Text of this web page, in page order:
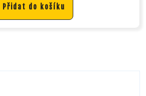
Přidat do košíku